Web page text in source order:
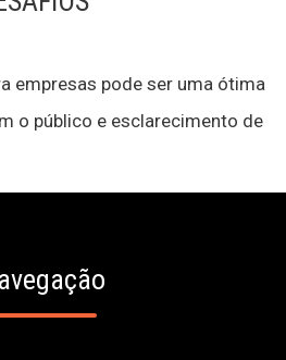
empresas pode ser uma ótima
o público e esclarecimento de